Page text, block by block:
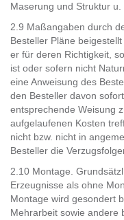
Maserung und Struktur u.
2.9 Maßangaben durch
Besteller Pläne
er für deren Richtigkeit,
ist oder sofern nicht
eine Anweisung des
den Besteller davon
entsprechende Weisung
aufgelaufenen Kosten
nicht bzw. nicht in
Besteller die
2.10 Montage.
Erzeugnisse als ohne
Montage wird gesondert
Mehrarbeit sowie andere